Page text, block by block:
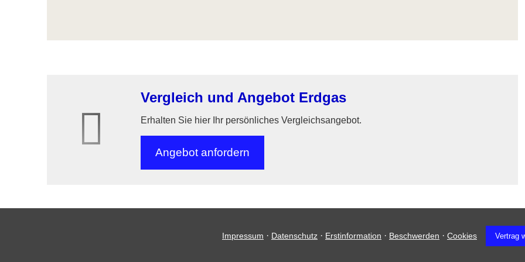
Vergleich und Angebot Erdgas
Erhalten Sie hier Ihr persönliches Vergleichsangebot.
An­ge­bot an­for­dern
Impressum · Datenschutz · Erstinformation · Beschwerden · Cookies Vertrag